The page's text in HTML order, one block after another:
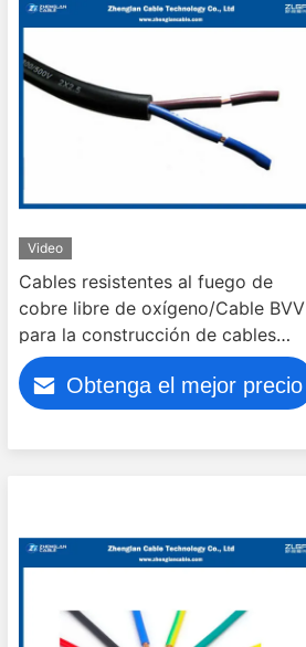
Video
Cables resistentes al fuego de
cobre libre de oxígeno/Cable BVV
para la construcción de cables
eléctricos/Voltaje nominal:
450/750 VObtenga el mejor precio